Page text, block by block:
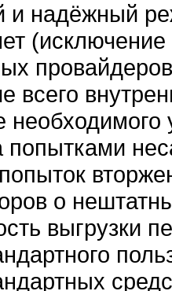
и надёжный
всего
необходимого
попытками
о
выгрузки